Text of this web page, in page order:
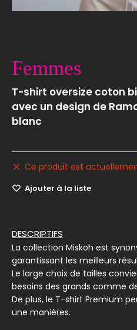
Femmes
T-shirt oversize coton
avec un design de
blanc
Ce produit est
Ajouter à la liste
DESCRIPTIFS
La collection Miskoh est
garantissant les meilleurs
Le large choix de tailles
besoins des grands comme
De plus, le T-shirt Premium
une manières.